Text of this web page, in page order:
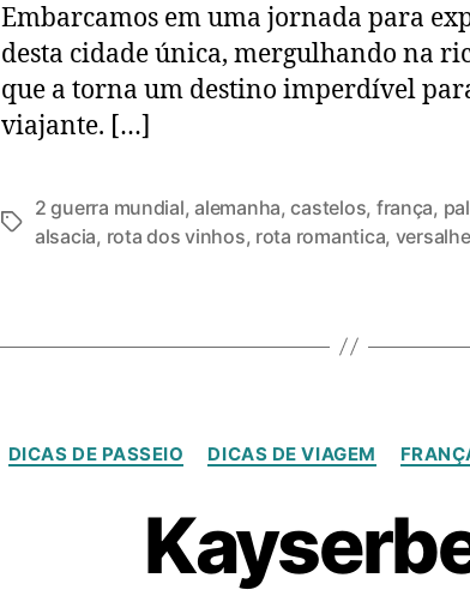
Embarcamos em uma jornada para
desta cidade única, mergulhando na
que a torna um destino imperdível
viajante. […]
2 guerra mundial,alemanha,castelos, frança,
alsacia, rota dos vinhos, rota romantica,
DICAS DE PASSEIO DICAS DE VIAGEM